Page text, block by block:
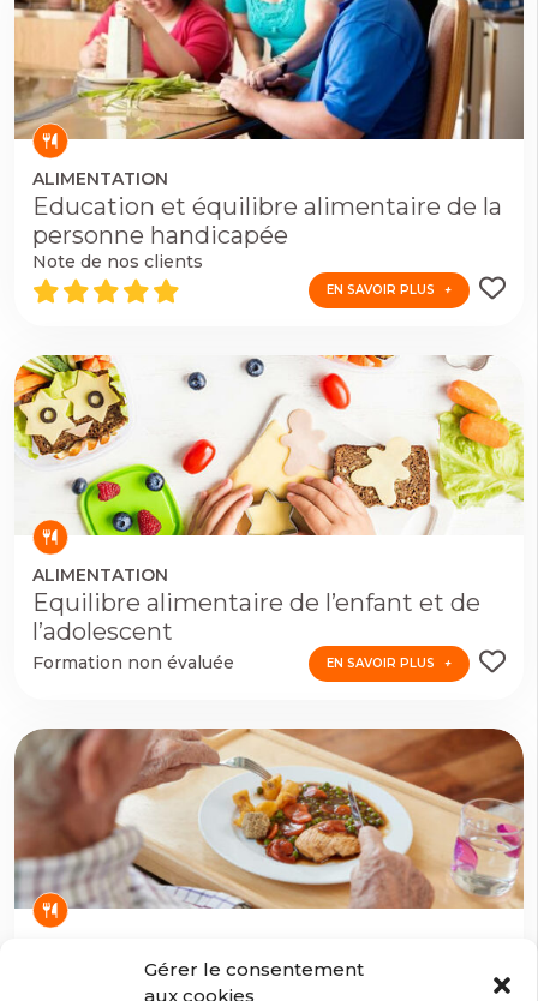
Gérer le consentement
aux cookies
ALIMENTATION
Education et équilibre alimentaire de la
personne handicapée
Note de nos clients
EN SAVOIR PLUS
ALIMENTATION
Equilibre alimentaire de l’enfant et de
l’adolescent
Formation non évaluée EN SAVOIR PLUS
Equilibre alimentaire de la personne